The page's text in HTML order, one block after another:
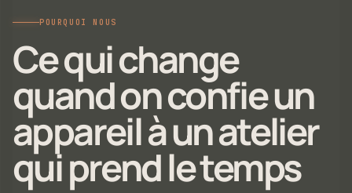
POURQUOI NOUS
Ce qui change
quand on confie un
appareil à un atelier
qui prend le temps